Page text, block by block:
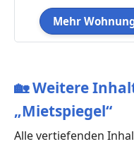
Mehr
🏡Weitere
„Mietspiegel“
Alle vertiefenden